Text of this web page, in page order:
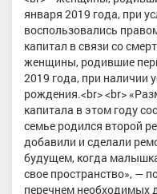
января 2019 года, при
воспользовались
капитал в связи со
женщины, родившие
2019 года, при наличии
рождения.<br> <br>
капитала в этом году
семье родился второй
добавили и сделали
будущем, когда
свое пространство», —
перечнем необходимых